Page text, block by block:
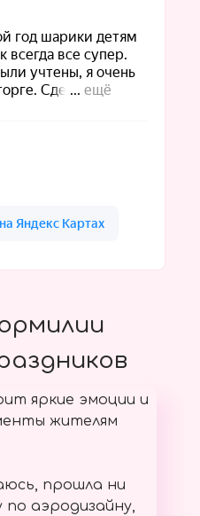
яркие эмоции и
жителям
прошла ни
по аэродизайну,